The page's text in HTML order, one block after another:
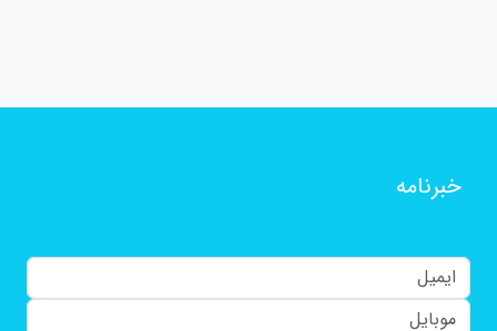
خبرنامه